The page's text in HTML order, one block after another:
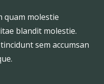
quam molestie
blandit molestie.
sem accumsan